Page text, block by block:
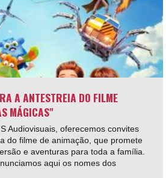
A ANTESTREIA DO FILME
MÁGICAS"
Audiovisuais, oferecemos convites
do filme de animação, que promete
e aventuras para toda a família.
aqui os nomes dos